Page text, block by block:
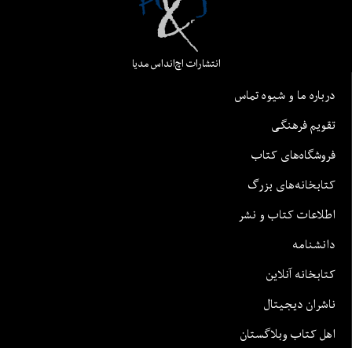
انتشارات اچ‌اند‌اس مدیا
درباره ما و شیوه تماس
تقویم فرهنگی
فروشگاه‌های کتاب
کتابخانه‌های بزرگ
اطلاعات کتاب و نشر
دانشنامه
کتابخانه آنلاین
ناشران دیجیتال
اهل کتاب وبلاگستان